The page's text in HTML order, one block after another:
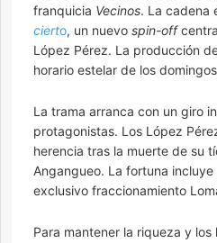
franquicia Vecinos. La cadena
cierto, un nuevo spin-off
López Pérez. La producción
horario estelar de los
La trama arranca con un giro
protagonistas. Los López
herencia tras la muerte de su
Angangueo. La fortuna incluye
exclusivo fraccionamiento
Para mantener la riqueza y